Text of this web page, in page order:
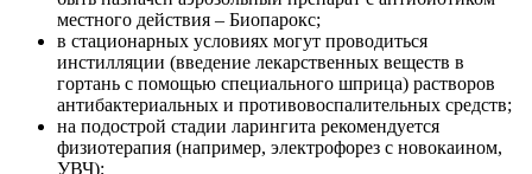
местного действия – Биопарокс;
в стационарных условиях могут проводиться
инстилляции (введение лекарственных веществ в
гортань с помощью специального шприца) растворов
антибактериальных и противовоспалительных средств;
на подострой стадии ларингита рекомендуется
физиотерапия (например, электрофорез с новокаином,
УВЧ);